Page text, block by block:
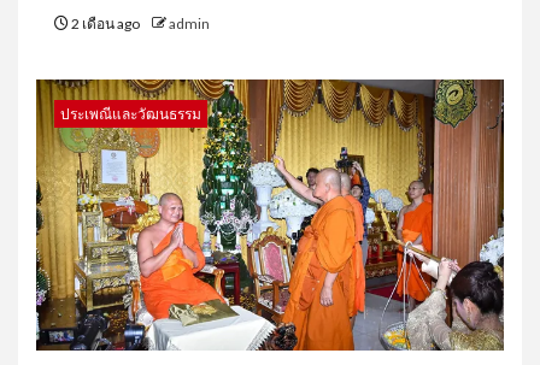
2 เดือน ago admin
ประเพณีและวัฒนธรรม